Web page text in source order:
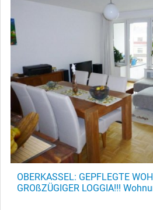
OBERKASSEL: GEPFLEGTE
GROßZÜGIGER LOGGIA!!!